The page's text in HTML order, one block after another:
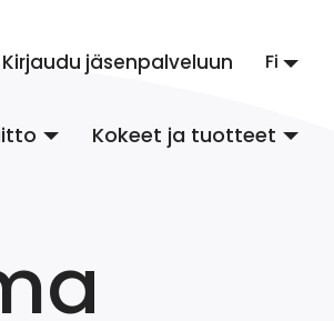
Kokeet ja tuotteet
Kirjaudu jäsenpalveluun Fi